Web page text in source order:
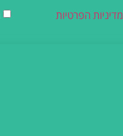
מדיניות הפרטיות